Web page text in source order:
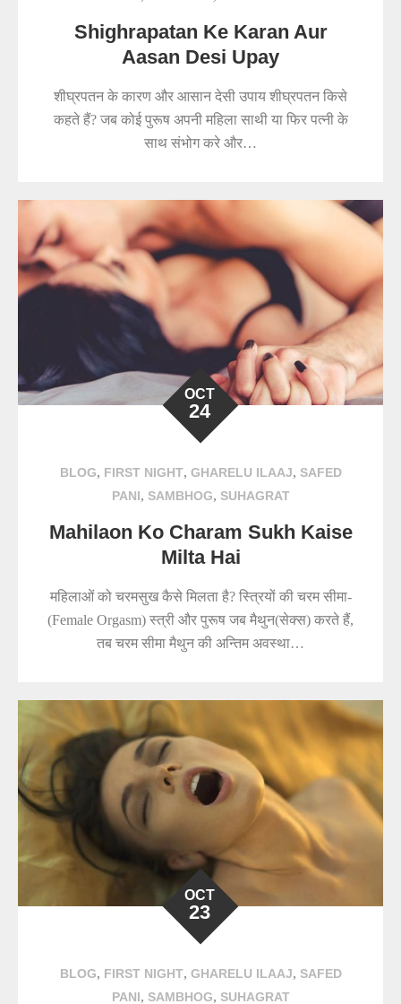
Shighrapatan Ke Karan Aur
Aasan Desi Upay
शीघ्रपतन के कारण और आसान देसी उपाय शीघ्रपतन किसे
कहते हैं? जब कोई पुरूष अपनी महिला साथी या फिर पत्नी के
साथ संभोग करे और…
OCT
24
BLOG, FIRST NIGHT, GHARELU ILAAJ, SAFED
PANI, SAMBHOG, SUHAGRAT
Mahilaon Ko Charam Sukh Kaise
Milta Hai
महिलाओं को चरमसुख कैसे मिलता है? स्त्रियों की चरम सीमा-
(Female Orgasm) स्त्री और पुरूष जब मैथुन(सेक्स) करते हैं,
तब चरम सीमा मैथुन की अन्तिम अवस्था…
OCT
23
BLOG, FIRST NIGHT, GHARELU ILAAJ, SAFED
PANI, SAMBHOG, SUHAGRAT